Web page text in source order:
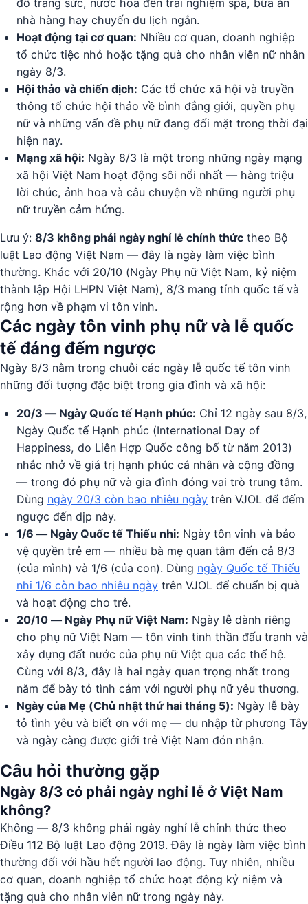
nhà hàng hay chuyến du lịch ngắn.
Hoạt động tại cơ quan: Nhiều cơ quan, doanh nghiệp
tổ chức tiệc nhỏ hoặc tặng quà cho nhân viên nữ nhân
ngày 8/3.
Hội thảo và chiến dịch: Các tổ chức xã hội và truyền
thông tổ chức hội thảo về bình đẳng giới, quyền phụ
nữ và những vấn đề phụ nữ đang đối mặt trong thời đại
hiện nay.
Mạng xã hội: Ngày 8/3 là một trong những ngày mạng
xã hội Việt Nam hoạt động sôi nổi nhất — hàng triệu
lời chúc, ảnh hoa và câu chuyện về những người phụ
nữ truyền cảm hứng.
Lưu ý: 8/3 không phải ngày nghỉ lễ chính thức theo Bộ
luật Lao động Việt Nam — đây là ngày làm việc bình
thường. Khác với 20/10 (Ngày Phụ nữ Việt Nam, kỷ niệm
thành lập Hội LHPN Việt Nam), 8/3 mang tính quốc tế và
rộng hơn về phạm vi tôn vinh.
Các ngày tôn vinh phụ nữ và lễ quốc
tế đáng đếm ngược
Ngày 8/3 nằm trong chuỗi các ngày lễ quốc tế tôn vinh
những đối tượng đặc biệt trong gia đình và xã hội:
20/3 — Ngày Quốc tế Hạnh phúc: Chỉ 12 ngày sau 8/3,
Ngày Quốc tế Hạnh phúc (International Day of
Happiness, do Liên Hợp Quốc công bố từ năm 2013)
nhắc nhở về giá trị hạnh phúc cá nhân và cộng đồng
— trong đó phụ nữ và gia đình đóng vai trò trung tâm.
Dùng ngày 20/3 còn bao nhiêu ngày trên VJOL để đếm
ngược đến dịp này.
1/6 — Ngày Quốc tế Thiếu nhi: Ngày tôn vinh và bảo
vệ quyền trẻ em — nhiều bà mẹ quan tâm đến cả 8/3
(của mình) và 1/6 (của con). Dùng ngày Quốc tế Thiếu
nhi 1/6 còn bao nhiêu ngày trên VJOL để chuẩn bị quà
và hoạt động cho trẻ.
20/10 — Ngày Phụ nữ Việt Nam: Ngày lễ dành riêng
cho phụ nữ Việt Nam — tôn vinh tinh thần đấu tranh và
xây dựng đất nước của phụ nữ Việt qua các thế hệ.
Cùng với 8/3, đây là hai ngày quan trọng nhất trong
năm để bày tỏ tình cảm với người phụ nữ yêu thương.
Ngày của Mẹ (Chủ nhật thứ hai tháng 5): Ngày lễ bày
tỏ tình yêu và biết ơn với mẹ — du nhập từ phương Tây
và ngày càng được giới trẻ Việt Nam đón nhận.
Câu hỏi thường gặp
Ngày 8/3 có phải ngày nghỉ lễ ở Việt Nam
không?
Không — 8/3 không phải ngày nghỉ lễ chính thức theo
Điều 112 Bộ luật Lao động 2019. Đây là ngày làm việc bình
thường đối với hầu hết người lao động. Tuy nhiên, nhiều
cơ quan, doanh nghiệp tổ chức hoạt động kỷ niệm và
tặng quà cho nhân viên nữ trong ngày này.